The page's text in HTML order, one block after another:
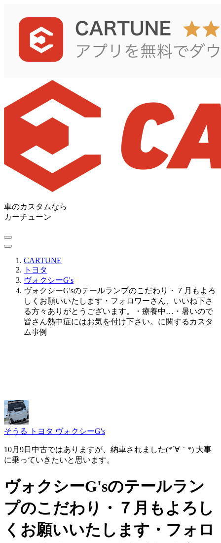
車のカスタムなら
カーチューン
CARTUNE
トヨタ
ヴォクシーG's
ヴォクシーG'sのテールランプのこだわり・７月もよろ
しくお願いいたします・フォロワーさん、いいね下さ
る方々ありがとうございます。・療養中…・暑いので
皆さん熱中症にはお気を付け下さい。に関するカスタ
ム事例
そうる トヨタ ヴォクシーG's
10月9日中古ではありますが、納車されました(*´∀｀*) 大事
に乗っていきたいと思います。
ヴォクシーG'sのテールラン
プのこだわり・７月もよろし
くお願いいたします・フォロ